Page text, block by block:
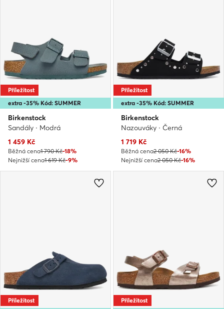
extra -35% Kód: SUMMER
Příležitost
Birkenstock
Sandály · Modrá
Aktuální cena
1 459 Kč
Běžná cena1 790 Kč-18%
Nejnižší cena1 619 Kč-9%
extra -35% Kód: SUMMER
Příležitost
Birkenstock
Nazouváky · Černá
Aktuální cena
1 719 Kč
Běžná cena2 050 Kč-16%
Nejnižší cena2 050 Kč-16%
Příležitost Příležitost